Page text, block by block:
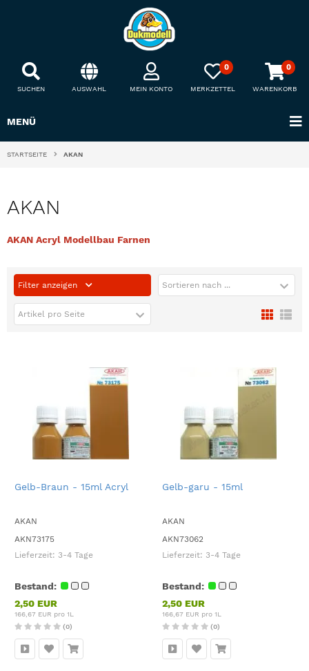
SUCHEN AUSWAHL MEIN KONTO
0
MERKZETTEL
0
WARENKORB
MENÜ
STARTSEITE AKAN
AKAN
AKAN Acryl Modellbau Farnen
Filter anzeigen Sortieren nach ...
Artikel pro Seite
Gelb-Braun - 15ml Acryl
AKAN
AKN73175
Lieferzeit: 3-4 Tage
Bestand:
2,50 EUR
166,67 EUR pro 1L
(0)
Gelb-garu - 15ml
AKAN
AKN73062
Lieferzeit: 3-4 Tage
Bestand:
2,50 EUR
166,67 EUR pro 1L
(0)